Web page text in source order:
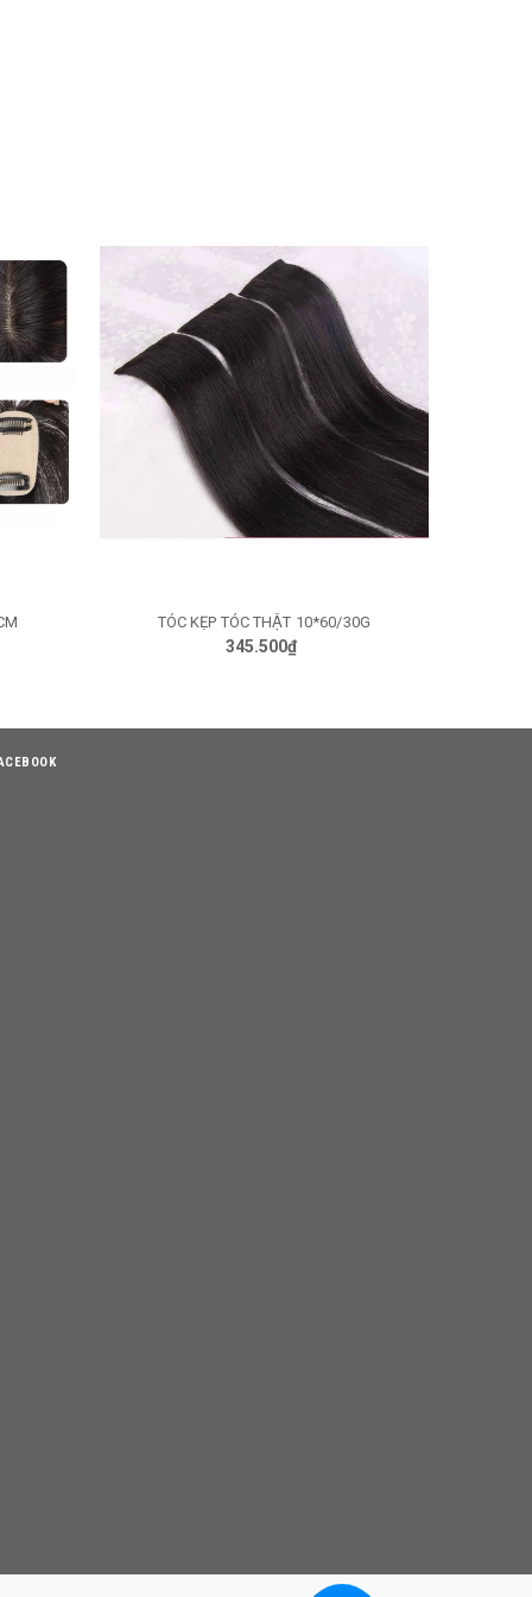
GIỎ HÀNG
TÓC KẸP TÓC THẬT 10*60/30G
345.500₫